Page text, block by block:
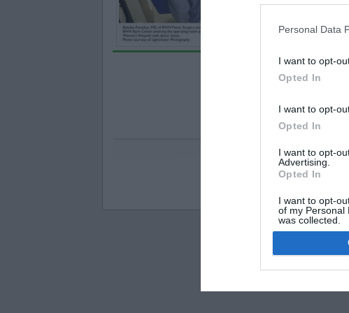
Personal Data
I want to opt-
Opted In
I want to opt-
Opted In
I want to opt-
Advertising.
Opted In
I want to opt-
of my Personal
was collected.
Opted Out
Visos teisės saugomos.